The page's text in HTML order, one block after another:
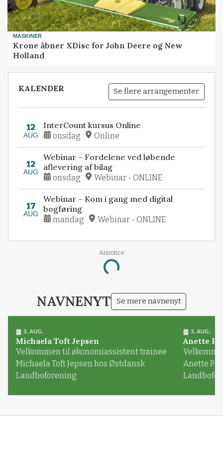
MASKINER
Krone åbner XDisc for John Deere og New
Holland
KALENDER Se flere arrangementer
12
AUG
InterCount kursus Online
onsdag Online
12
AUG
Webinar – Fordelene ved løbende
aflevering af bilag
onsdag Webinar - ONLINE
17
AUG
Webinar – Kom i gang med digital
bogføring
mandag Webinar - ONLINE
Annonce
Loading...
NAVNENYT Se mere navnenyt
3. AUG.
Michaela Toft Jepsen
Velkommen til økonomiassistent trainee
Michaela Toft Jepsen hos Østdansk
Landboforening
3. AUG.
Anette
Anette